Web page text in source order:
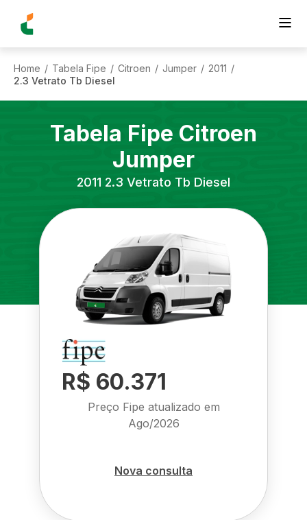
Home / Tabela Fipe / Citroen / Jumper / 2011 /
2.3 Vetrato Tb Diesel
Tabela Fipe Citroen
Jumper
2011 2.3 Vetrato Tb Diesel
R$ 60.371
Preço Fipe atualizado em
Ago/2026
Nova consulta